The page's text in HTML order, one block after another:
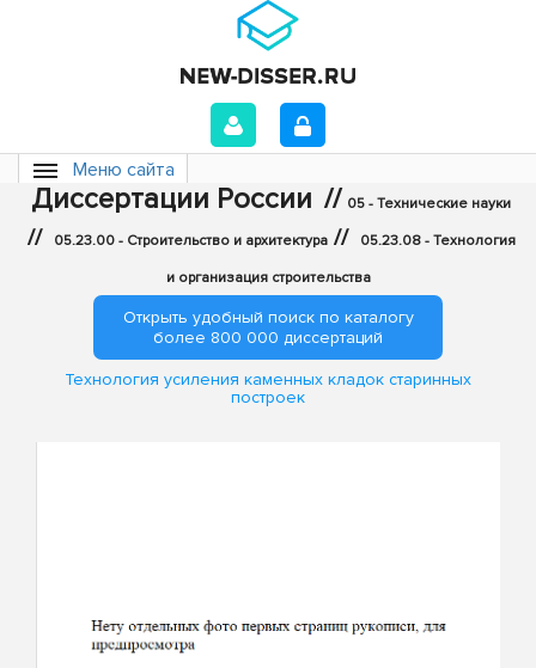
Меню сайта
Диссертации России // 05 - Технические науки
// 05.23.00 - Строительство и архитектура // 05.23.08 - Технология
и организация строительства
Открыть удобный поиск по каталогу
более 800 000 диссертаций
Технология усиления каменных кладок старинных
построек